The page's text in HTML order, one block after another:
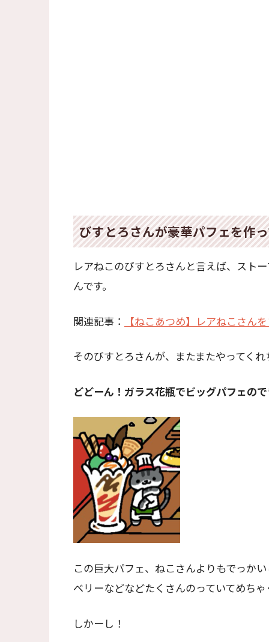
びすとろさんが豪華パフェを作
レアねこのびすとろさんと言えば、スト
んです。
関連記事： 【ねこあつめ】レアねこさん
そのびすとろさんが、またまたやってく
どどーん！ガラス花瓶でビッグパフェの
この巨大パフェ、ねこさんよりもでっか
ベリーなどなどたくさんのっていてめち
しかーし！